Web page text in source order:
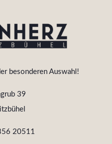
besonderen Auswahl!
39
20511